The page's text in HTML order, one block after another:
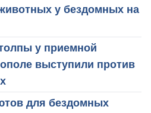
у бездомных на
у приемной
выступили против
для бездомных